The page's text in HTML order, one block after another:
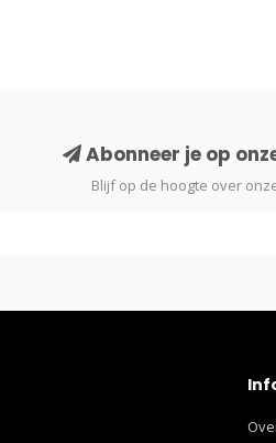
Abonneer je op
Blijf op de hoogte over